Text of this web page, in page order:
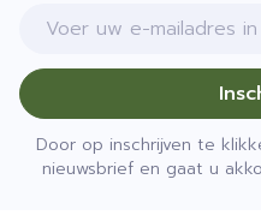
E-mail adres
Door op inschrijven te
nieuwsbrief en gaat u